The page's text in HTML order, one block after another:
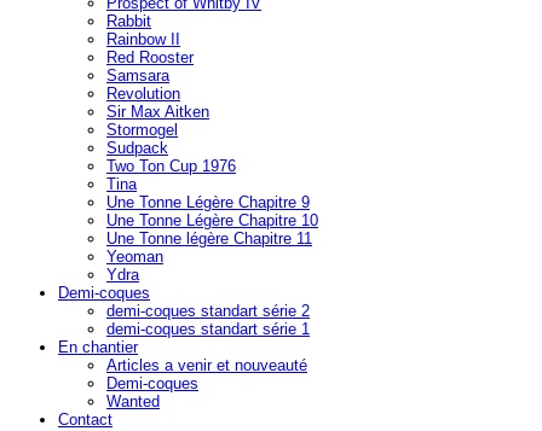
Rabbit
Rainbow II
Red Rooster
Samsara
Revolution
Sir Max Aitken
Stormogel
Sudpack
Two Ton Cup 1976
Tina
Une Tonne Légère Chapitre 9
Une Tonne Légère Chapitre 10
Une Tonne légère Chapitre 11
Yeoman
Ydra
Demi-coques
demi-coques standart série 2
demi-coques standart série 1
En chantier
Articles a venir et nouveauté
Demi-coques
Wanted
Contact